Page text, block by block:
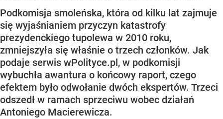
Podkomisja smoleńska, która od kilku lat zajmuje
się wyjaśnianiem przyczyn katastrofy
prezydenckiego tupolewa w 2010 roku,
zmniejszyła się właśnie o trzech członków. Jak
podaje serwis wPolityce.pl, w podkomisji
wybuchła awantura o końcowy raport, czego
efektem było odwołanie dwóch ekspertów. Trzeci
odszedł w ramach sprzeciwu wobec działań
Antoniego Macierewicza.